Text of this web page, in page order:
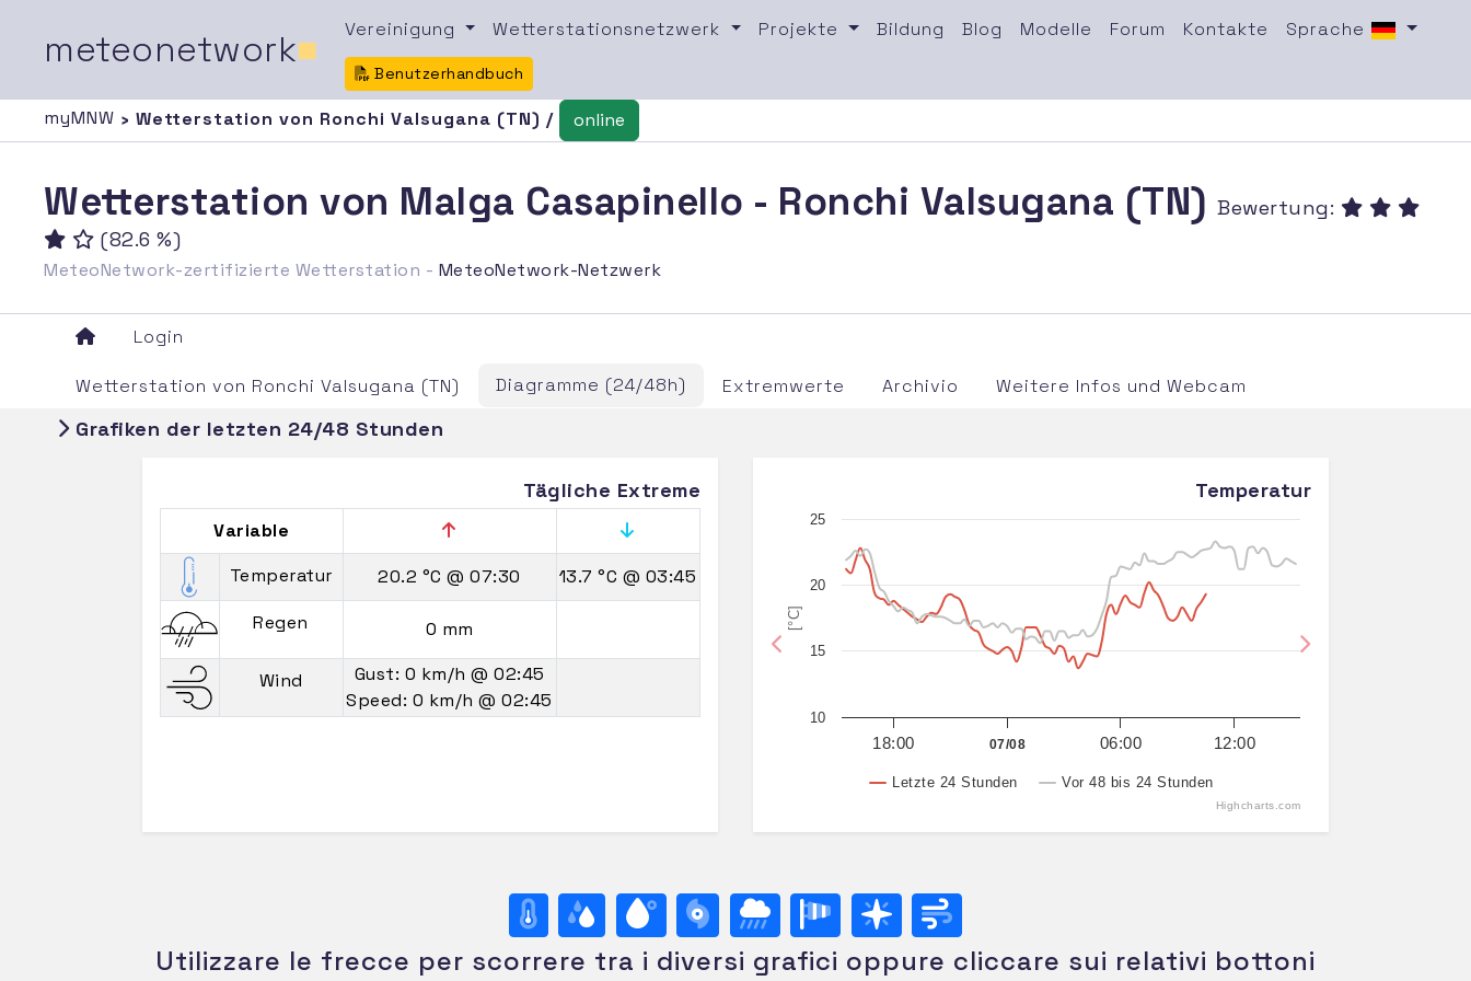
meteonetwork■ Vereinigung Wetterstationsnetzwerk Projekte Bildung Blog Modelle Forum Kontakte Sprache
Benutzerhandbuch
myMNW › Wetterstation von Ronchi Valsugana (TN) / online
Wetterstation von Malga Casapinello - Ronchi Valsugana (TN)Bewertung:
(82.6 %)
MeteoNetwork-zertifizierte Wetterstation - MeteoNetwork-Netzwerk
Login
Wetterstation von Ronchi Valsugana (TN) Diagramme (24/48h) Extremwerte Archivio Weitere Infos und Webcam
Grafiken der letzten 24/48 Stunden
Tägliche Extreme
Variable
Temperatur
20.2 °C@ 07:30 13.7 °C @ 03:45
Regen
0 mm
Wind Gust: 0 km/h@ 02:45
Speed: 0 km/h@ 02:45
Temperatur
[°C]
Letzte 24 Stunden Vor 48 bis 24 Stunden
18:00 07/08 06:00 12:00
10
15
20
25
Highcharts.com
Previous Next
Utilizzare le frecce per scorrere tra i diversi grafici oppure cliccare sui relativi bottoni